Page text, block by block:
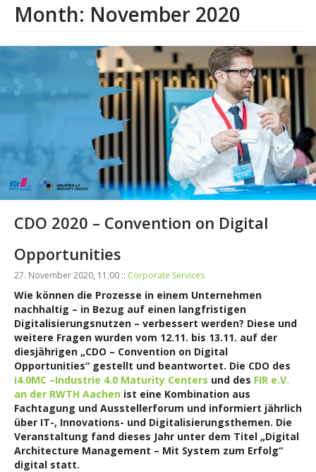
Month: November 2020
CDO 2020 – Convention on Digital
Opportunities
27. November 2020, 11:00 :: Corporate Services
Wie können die Prozesse in einem Unternehmen
nachhaltig – in Bezug auf einen langfristigen
Digitalisierungsnutzen – verbessert werden? Diese und
weitere Fragen wurden vom 12.11. bis 13.11. auf der
diesjährigen „CDO – Convention on Digital
Opportunities“ gestellt und beantwortet. Die CDO des
i4.0MC –Industrie 4.0 Maturity Centers und des FIR e.V.
an der RWTH Aachen ist eine Kombination aus
Fachtagung und Ausstellerforum und informiert jährlich
über IT-, Innovations- und Digitalisierungsthemen. Die
Veranstaltung fand dieses Jahr unter dem Titel „Digital
Architecture Management – Mit System zum Erfolg“
digital statt.